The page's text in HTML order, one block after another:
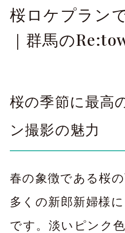
アクセス
桜ロケプラン
｜群馬の
桜の季節に最高
ン撮影の魅力
春の象徴である桜
多くの新郎新婦様
です。淡いピンク